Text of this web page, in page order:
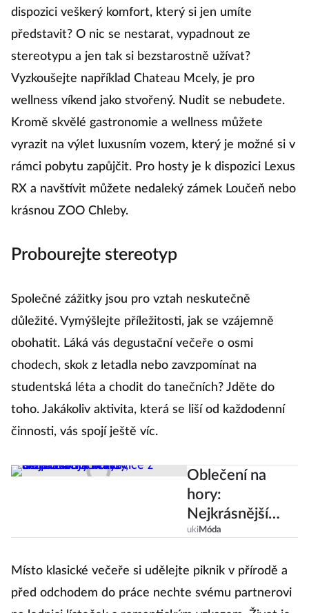
dispozici veškerý komfort, který si jen umíte
představit? O nic se nestarat, vypadnout ze
stereotypu a jen tak si bezstarostně užívat?
Vyzkoušejte například Chateau Mcely, je pro
wellness víkend jako stvořený. Nudit se nebudete.
Kromě skvělé gastronomie a wellness můžete
vyrazit na výlet luxusním vozem, který je možné si v
rámci pobytu zapůjčit. Pro hosty je k dispozici Lexus
RX a navštívit můžete nedaleký zámek Loučeň nebo
krásnou ZOO Chleby.
Probourejte stereotyp
Společné zážitky jsou pro vztah neskutečně
důležité. Vymýšlejte příležitosti, jak se vzájemně
obohatit. Láká vás degustační večeře o osmi
chodech, skok z letadla nebo zavzpomínat na
studentská léta a chodit do tanečních? Jděte do
toho. Jakákoliv aktivita, která se liší od každodenní
činnosti, vás spojí ještě víc.
Oblečení na
hory:
Nejkrásnější
bundy,
rukavice z
aktuálních
uki Móda
Místo klasické večeře si udělejte piknik v přírodě a
před odchodem do práce nechte svému partnerovi